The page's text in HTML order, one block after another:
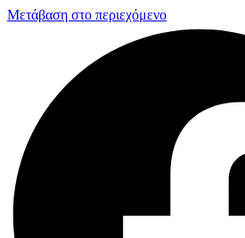
Μετάβαση στο περιεχόμενο